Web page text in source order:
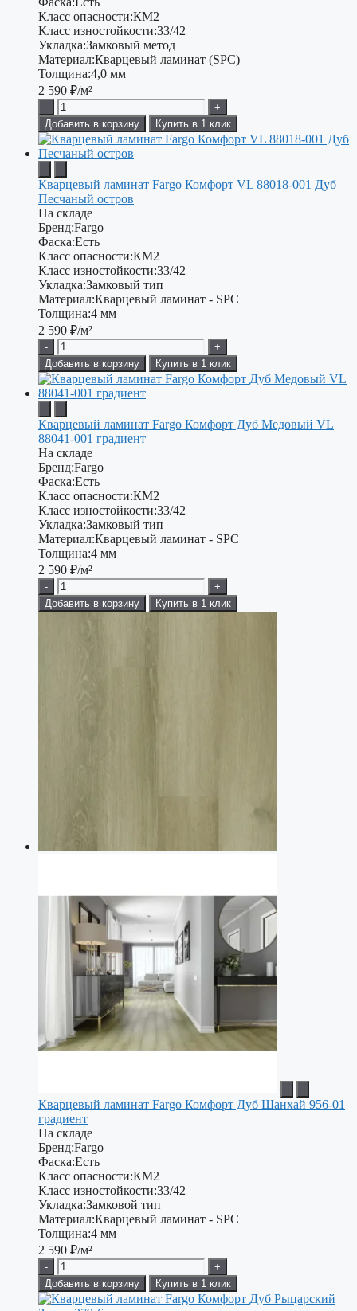
Класс опасности:КМ2
Класс изностойкости:33/42
Укладка:Замковый метод
Материал:Кварцевый ламинат (SPC)
Толщина:4,0 мм
2 590 ₽/м²
-
+
Добавить в корзину
Купить в 1 клик
Кварцевый ламинат Fargo Комфорт VL 88018-001 Дуб
Песчаный остров
На складе
Бренд:Fargo
Фаска:Есть
Класс опасности:КМ2
Класс изностойкости:33/42
Укладка:Замковый тип
Материал:Кварцевый ламинат - SPC
Толщина:4 мм
2 590 ₽/м²
-
+
Добавить в корзину
Купить в 1 клик
Кварцевый ламинат Fargo Комфорт Дуб Медовый VL
88041-001 градиент
На складе
Бренд:Fargo
Фаска:Есть
Класс опасности:КМ2
Класс изностойкости:33/42
Укладка:Замковый тип
Материал:Кварцевый ламинат - SPC
Толщина:4 мм
2 590 ₽/м²
-
+
Добавить в корзину
Купить в 1 клик
Кварцевый ламинат Fargo Комфорт Дуб Шанхай 956-01
градиент
На складе
Бренд:Fargo
Фаска:Есть
Класс опасности:КМ2
Класс изностойкости:33/42
Укладка:Замковой тип
Материал:Кварцевый ламинат - SPC
Толщина:4 мм
2 590 ₽/м²
-
+
Добавить в корзину
Купить в 1 клик